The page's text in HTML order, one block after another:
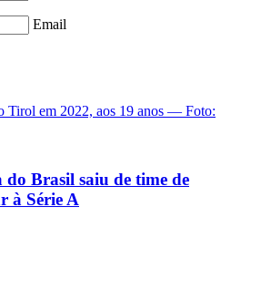
Email
Brasil saiu de time de
à Série A